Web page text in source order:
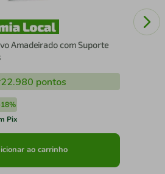
Amadeirado com Suporte
22.980 pontos
18%
Pix
ao carrinho